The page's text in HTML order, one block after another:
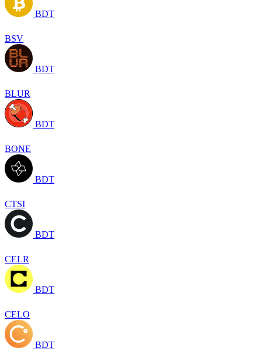
BDT
BSV
BDT
BLUR
BDT
BONE
BDT
CTSI
BDT
CELR
BDT
CELO
BDT